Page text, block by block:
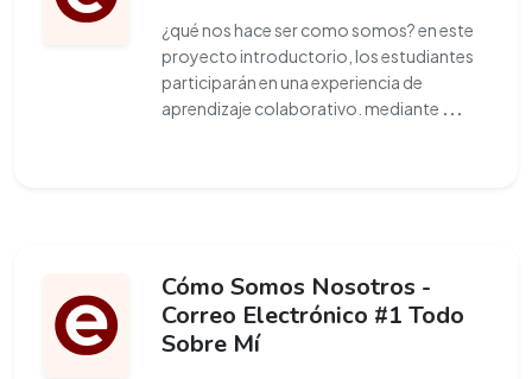
¿qué nos hace ser como somos? en este
proyecto introductorio, los estudiantes
participarán en una experiencia de
aprendizaje colaborativo. mediante ...
Cómo Somos Nosotros -
Correo Electrónico #1 Todo
Sobre Mí